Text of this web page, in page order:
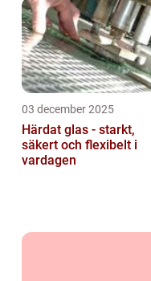
03 december 2025
Härdat glas - starkt,
säkert och flexibelt i
vardagen